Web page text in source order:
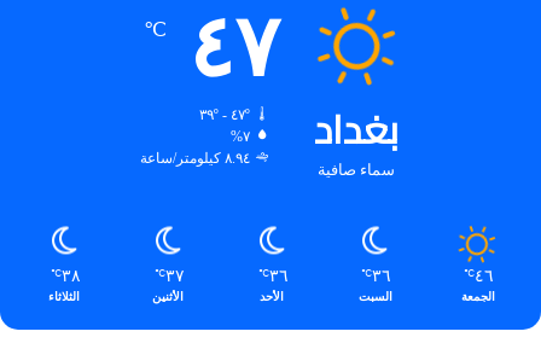
بغداد
سماء صافية
٤٧ ℃
٤٧º - ٣٩º
٧%
٨.٩٤ كيلومتر/ساعة
٤٦℃
الجمعة
٣٦℃
السبت
٣٦℃
الأحد
٣٧℃
الأثنين
٣٨℃
الثلاثاء